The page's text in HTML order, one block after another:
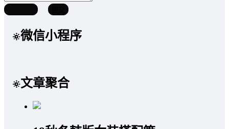
微信小程序
文章聚合